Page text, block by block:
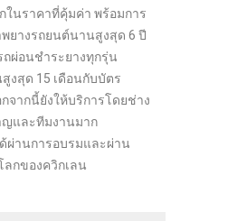
ในราคาที่คุ้มค่า พร้อมการ
ยางรถยนต์นานสูงสุด 6 ปี
ผ่อนชำระยางทุกรุ่น
สูงสุด 15 เดือนกับบัตร
จากนี้ยังให้บริการโดยช่าง
ญและทีมงานมาก
ผ่านการอบรมและผ่าน
กของควิกเลน